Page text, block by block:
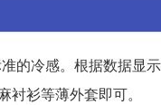
准的冷感。根据数据
衫等薄外套即可。